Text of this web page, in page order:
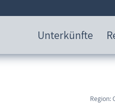
Unterkünfte
Region: